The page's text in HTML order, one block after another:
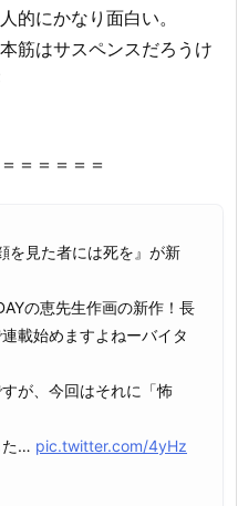
的にかなり面白い。
筋はサスペンスだろうけ
＝＝＝＝＝
を見た者には死を』が新
の恵先生作画の新作！長
載始めますよねーバイタ
が、今回はそれに「怖
た… pic.twitter.com/4yHz